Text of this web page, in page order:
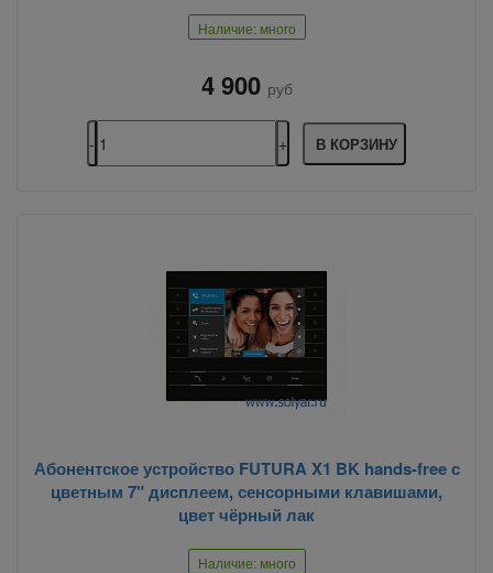
Наличие: много
4 900 руб
В КОРЗИНУ
Абонентское устройство FUTURA X1 BK hands-free с
цветным 7" дисплеем, сенсорными клавишами,
цвет чёрный лак
Наличие: много